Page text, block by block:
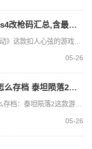
三角洲行动s4改枪码汇总,含最新枪码
在《三角洲行动》这款扣人心弦的游戏里，S4赛季的改枪码成了众多玩家瞩目的核心。改枪能依照各异的战斗需求，塑造出独一无二且威力更强的武器。当下，游戏中的武器系统愈发丰富多样，不同的地图场景和任务类型，对
05-26
泰坦陨落2怎么存档 泰坦陨落2存档位置说明一览
泰坦陨落2怎么存档：泰坦陨落2这款游戏无法手动存档，只能自动存档。在游戏中，我们按照系统提示，把本关给通关当我们把本关给通关后，在载入下一关界面处，右下角就会出现存档图标，游戏就自动存档了我们还可以切
05-26